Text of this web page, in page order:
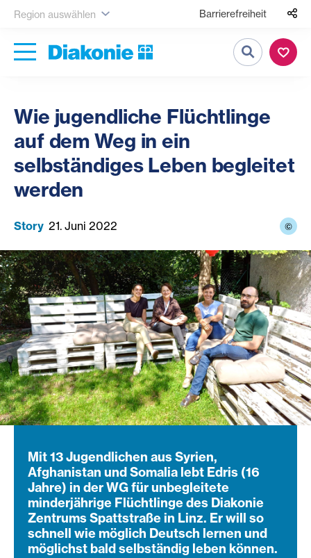
Region auswählen Barrierefreiheit
Suche
Wie jugendliche Flüchtlinge
auf dem Weg in ein
selbständiges Leben begleitet
werden
Story 21. Juni 2022 ©
Mit 13 Jugendlichen aus Syrien,
Afghanistan und Somalia lebt Edris (16
Jahre) in der WG für unbegleitete
minderjährige Flüchtlinge des Diakonie
Zentrums Spattstraße in Linz. Er will so
schnell wie möglich Deutsch lernen und
möglichst bald selbständig leben können.